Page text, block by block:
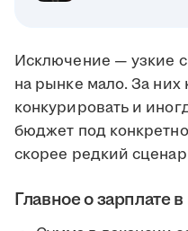
Исключение — узкие
на рынке мало. За них
конкурировать и
бюджет под
скорее редкий
Главное о зарплате